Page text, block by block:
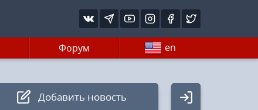
Форум en
Добавить новость